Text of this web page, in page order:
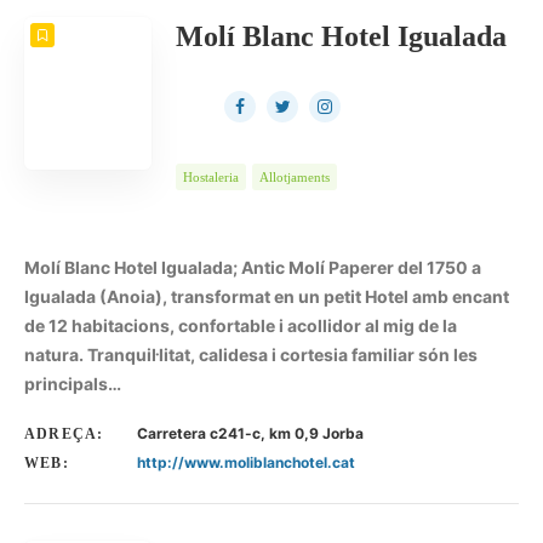
COMPTADOR
Molí Blanc Hotel Igualada
Hostaleria Allotjaments
Molí Blanc Hotel Igualada; Antic Molí Paperer del 1750 a
Igualada (Anoia), transformat en un petit Hotel amb encant
de 12 habitacions, confortable i acollidor al mig de la
natura. Tranquil·litat, calidesa i cortesia familiar són les
principals…
ADREÇA: Carretera c241-c, km 0,9 Jorba
WEB: http://www.moliblanchotel.cat